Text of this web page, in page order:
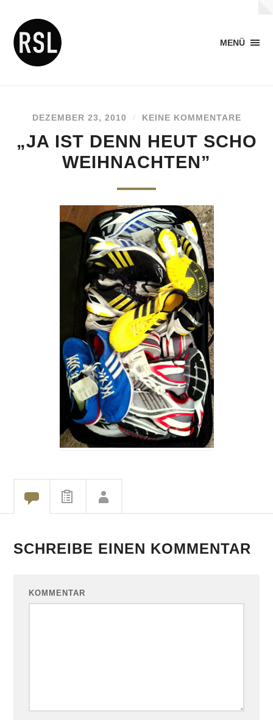
MENÜ
DEZEMBER 23, 2010 / KEINE KOMMENTARE
„JA IST DENN HEUT SCHO
WEIHNACHTEN”
SCHREIBE EINEN KOMMENTAR
KOMMENTAR